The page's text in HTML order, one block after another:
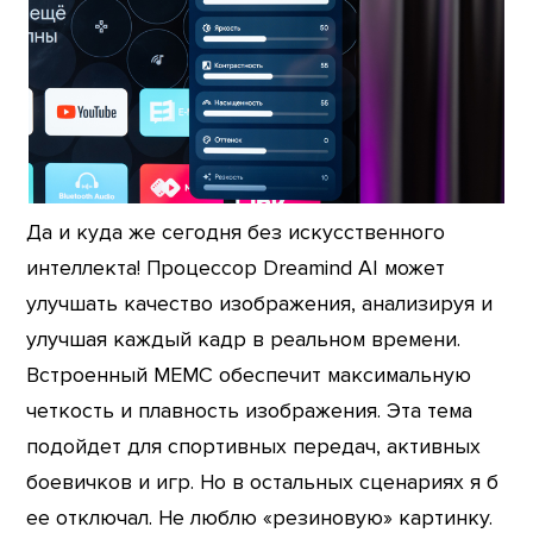
Да и куда же сегодня без искусственного
интеллекта! Процессор Dreamind AI может
улучшать качество изображения, анализируя и
улучшая каждый кадр в реальном времени.
Встроенный MEMC обеспечит максимальную
четкость и плавность изображения. Эта тема
подойдет для спортивных передач, активных
боевичков и игр. Но в остальных сценариях я б
ее отключал. Не люблю «резиновую» картинку.